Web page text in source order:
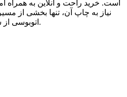
است. خرید راحت و آنلاین به همراه
نیاز به چاپ آن، تنها بخشی از
اتوبوسی از سال ۷۳ تا به امروز بوده است.